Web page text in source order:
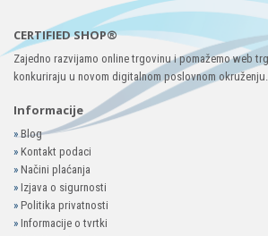
CERTIFIED SHOP®
Zajedno razvijamo online trgovinu i pomažemo web
konkuriraju u novom digitalnom poslovnom okruženju.
Informacije
»Blog
» Kontakt podaci
» Načini plaćanja
» Izjava o sigurnosti
» Politika privatnosti
» Informacije o tvrtki